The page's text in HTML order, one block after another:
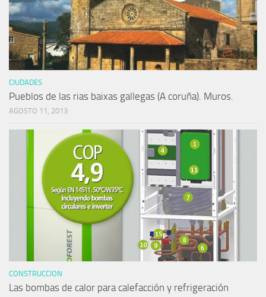
CIUDADES
Pueblos de las rias baixas gallegas (A coruña). Muros.
AGOSTO 11, 2013
CONSTRUCCION
Las bombas de calor para calefacción y refrigeración